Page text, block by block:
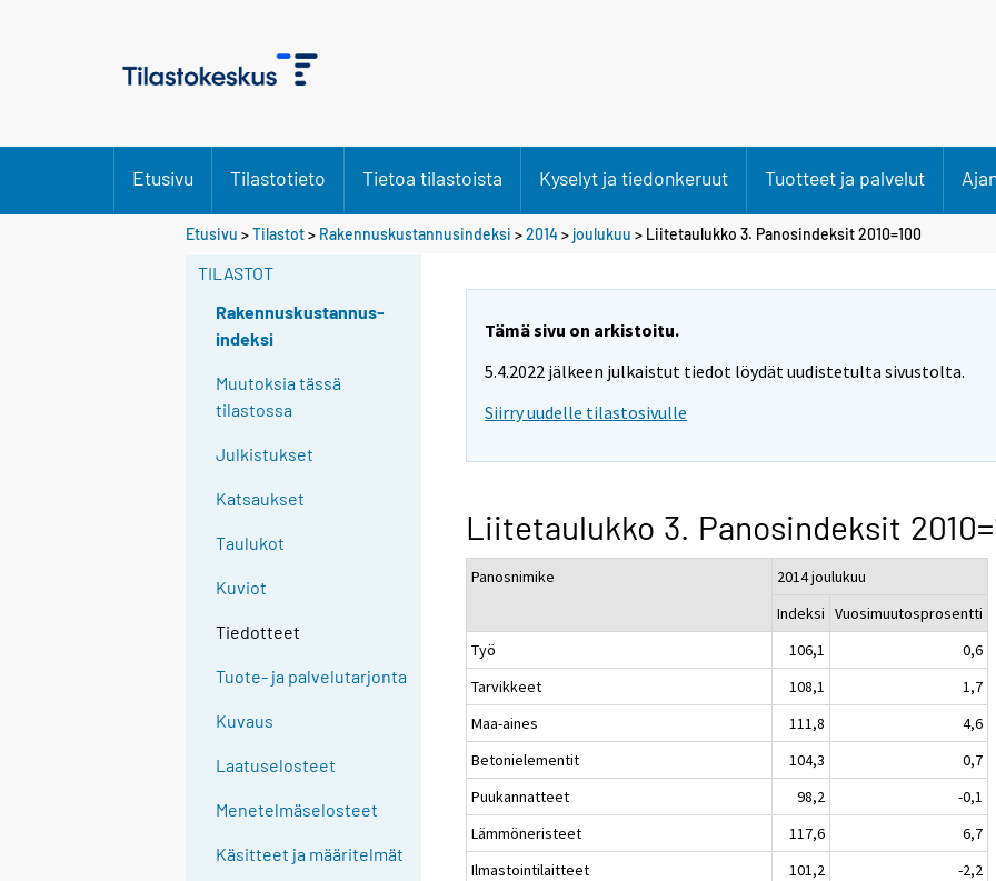
Etusivu Tilastotieto Tietoa tilastoista Kyselyt ja tiedonkeruut Tuotteet ja palvelut
Etusivu >Tilastot> Rakennuskustannusindeksi >2014> joulukuu > Liitetaulukko 3. Panosindeksit 2010=100
TILASTOT
Rakennuskustannus-
indeksi
Muutoksia tässä
tilastossa
Julkistukset
Katsaukset
Taulukot
Kuviot
Tiedotteet
Tuote- ja palvelutarjonta
Kuvaus
Laatuselosteet
Menetelmäselosteet
Käsitteet ja määritelmät
Tämä sivu on arkistoitu.
5.4.2022 jälkeen julkaistut tiedot löydät uudistetulta sivustolta.
Siirry uudelle tilastosivulle
Liitetaulukko 3. Panosindeksit
Panosnimike
2014 joulukuu
Indeksi Vuosimuutosprosentti
Työ
106,1
0,6
Tarvikkeet
108,1
1,7
Maa-aines
111,8
4,6
Betonielementit
104,3
0,7
Puukannatteet
98,2
-0,1
Lämmöneristeet
117,6
6,7
Ilmastointilaitteet
101,2
-2,2